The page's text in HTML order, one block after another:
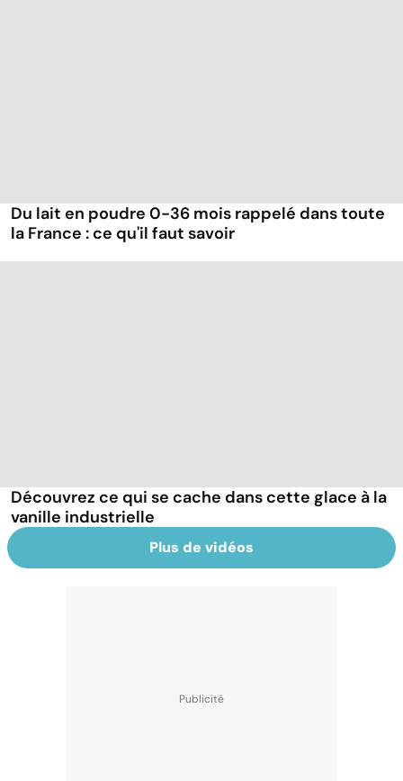
Du lait en poudre 0-36 mois rappelé dans toute
la France : ce qu'il faut savoir
Découvrez ce qui se cache dans cette glace à la
vanille industrielle
Plus de vidéos